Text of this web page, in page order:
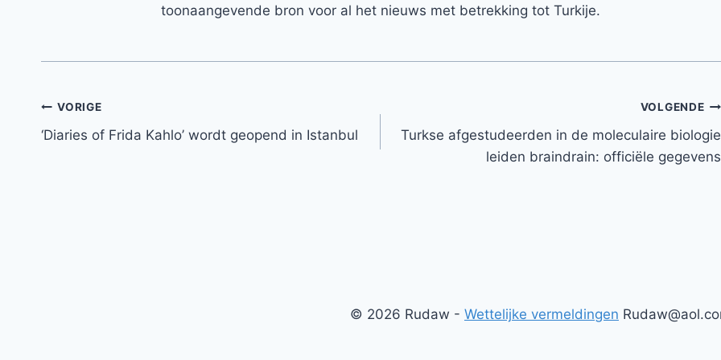
toonaangevende bron voor al het nieuws met betrekking tot Turkije.
Bericht
navigatie
VORIGE
‘Diaries of Frida Kahlo’ wordt geopend in Istanbul
VOLGENDE
Turkse afgestudeerden in de moleculaire biologie
leiden braindrain: officiële gegevens
© 2026 Rudaw - Wettelijke vermeldingen